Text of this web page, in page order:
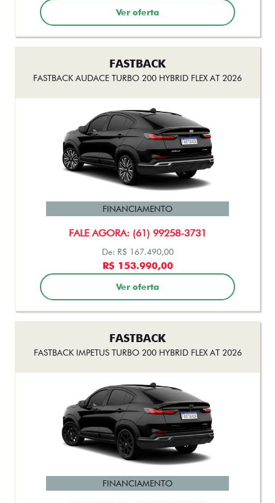
FALE AGORA: (61) 99258-3731
De: R$ 167.490,00
R$ 153.990,00
FASTBACK
FASTBACK IMPETUS TURBO 200 HYBRID FLEX AT 2026
FALE AGORA: (61) 99258-3731
FINANCIAMENTO
R$158.500,00
Ver oferta
TORO
TORO ENDURANCE TURBO 270 FLEX AT6 2026